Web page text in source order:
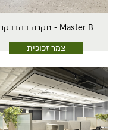
צמר זכוכית
Master B - תקרה בהדבקה